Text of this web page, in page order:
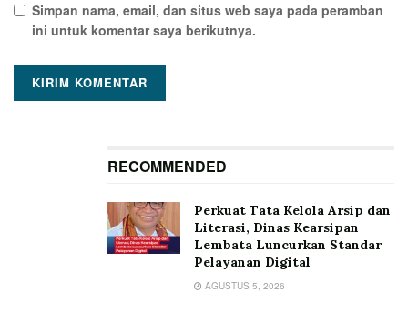
Simpan nama, email, dan situs web saya pada peramban
ini untuk komentar saya berikutnya.
RECOMMENDED
Perkuat Tata Kelola Arsip dan
Literasi, Dinas Kearsipan
Lembata Luncurkan Standar
Pelayanan Digital
AGUSTUS 5, 2026